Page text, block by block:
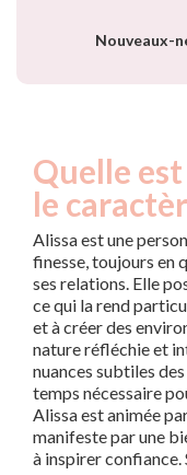
Nouveaux-
Quelle
le
Alissa est une
finesse, toujours en
ses relations. Elle
ce qui la rend
et à créer des
nature réfléchie et
nuances subtiles
temps nécessaire
Alissa est animée
manifeste par une
à inspirer confiance.